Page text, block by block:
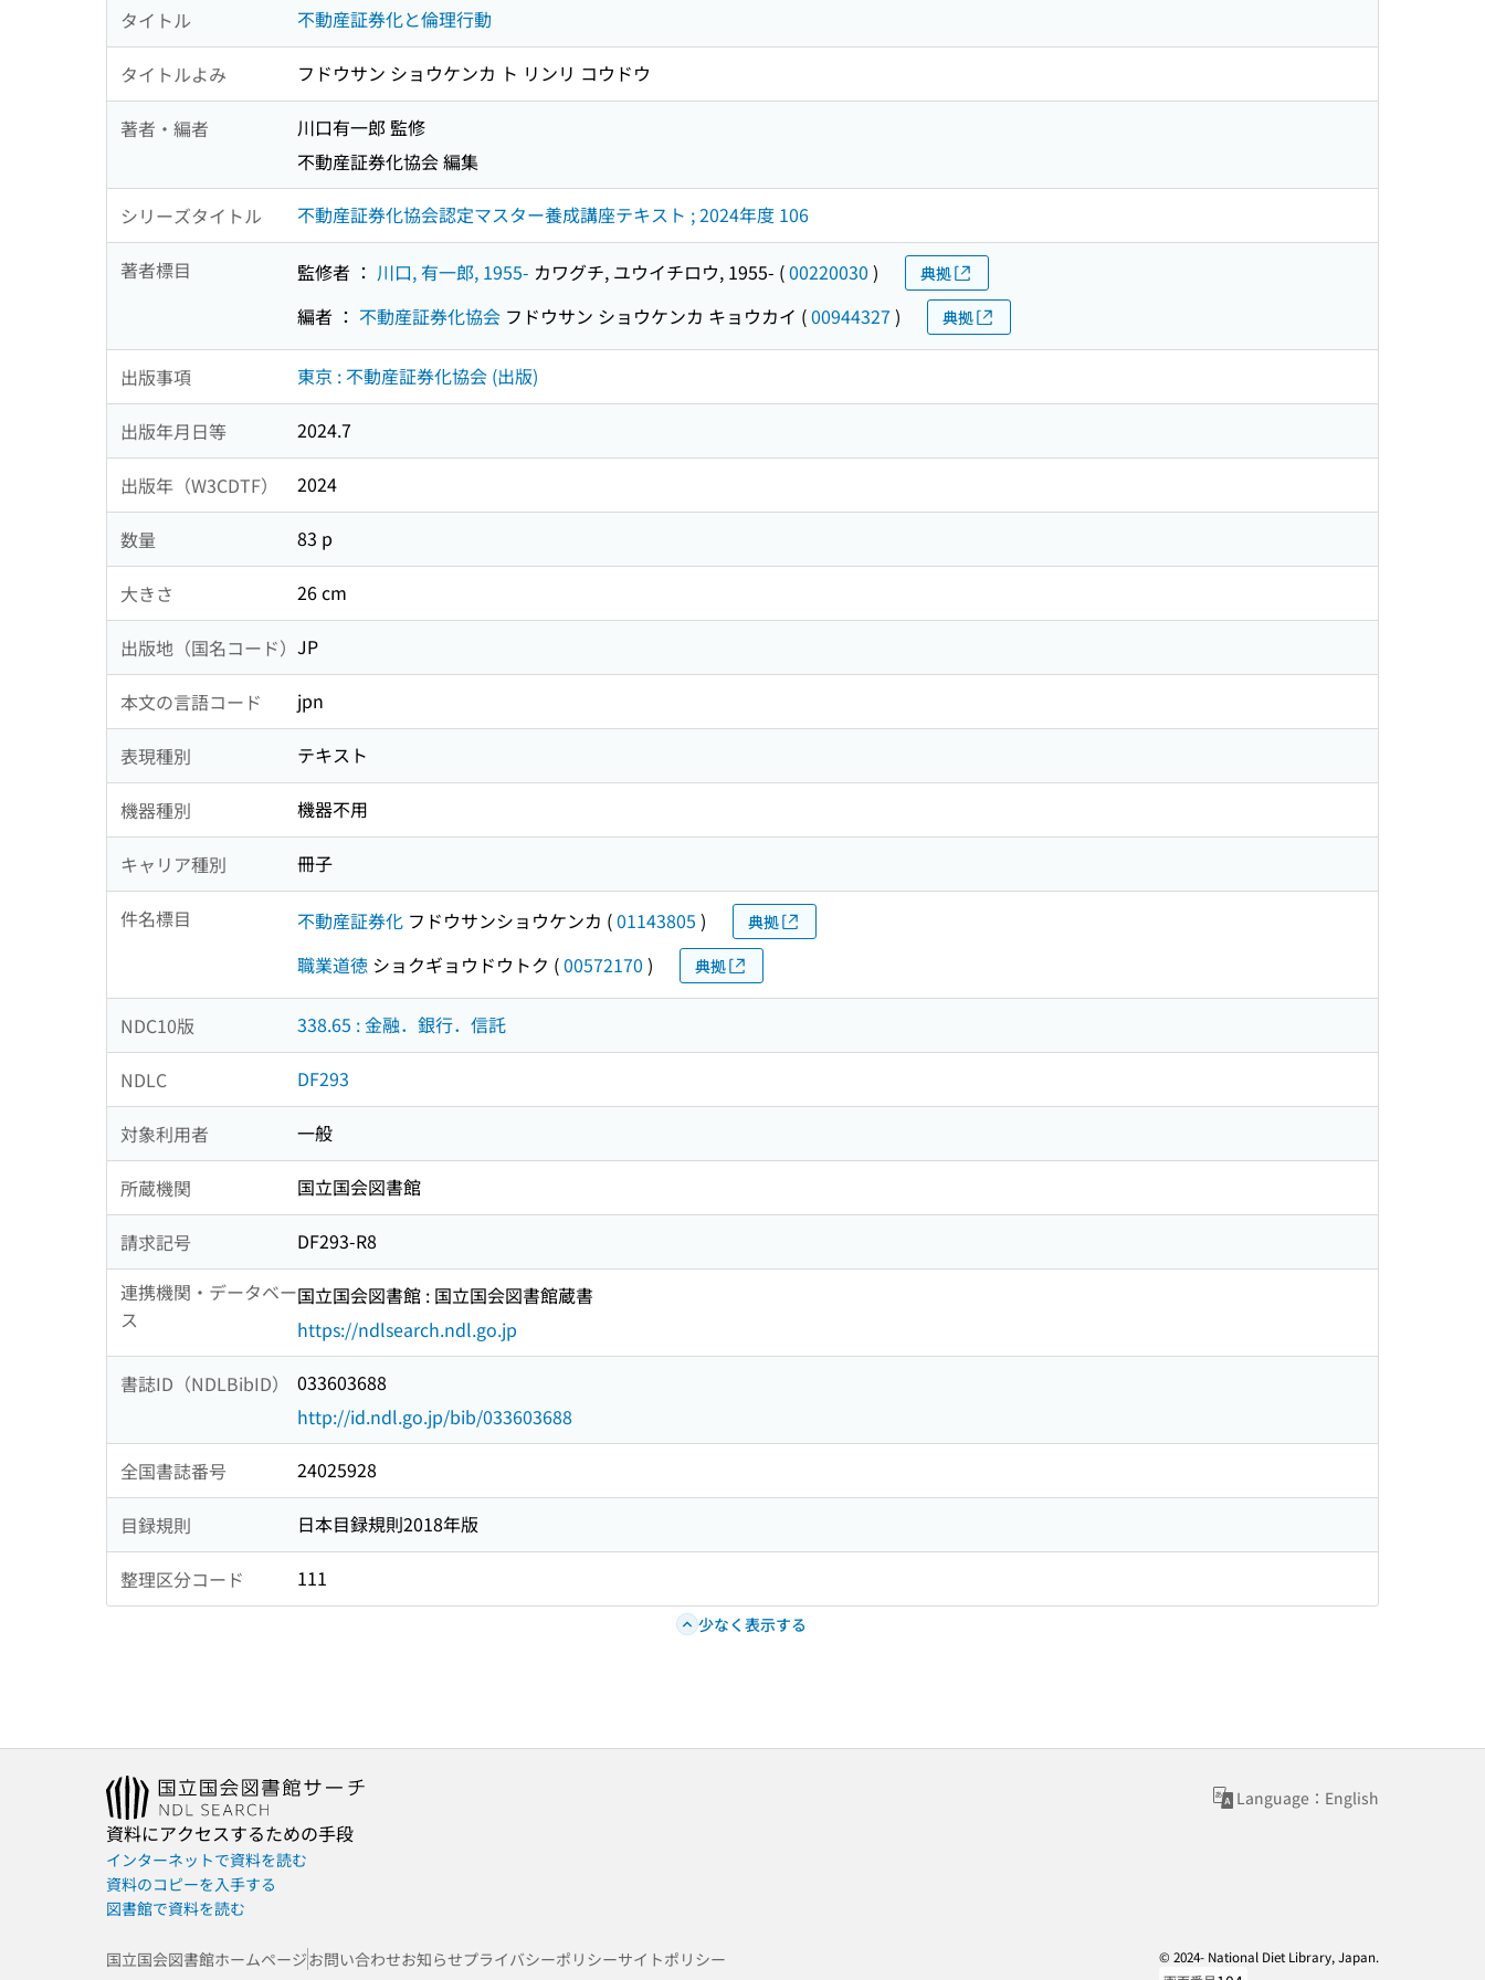
タイトル 不動産証券化と倫理行動
タイトルよみ フドウサン ショウケンカ ト リンリ コウドウ
著者・編者
川口有一郎 監修
不動産証券化協会 編集
シリーズタイトル 不動産証券化協会認定マスター養成講座テキスト ; 2024年度 106
著者標目 監修者 ： 川口, 有一郎, 1955- カワグチ, ユウイチロウ, 1955- (00220030 ) 典拠
編者 ： 不動産証券化協会 フドウサン ショウケンカ キョウカイ (00944327 ) 典拠
出版事項 東京 : 不動産証券化協会 (出版)
出版年月日等 2024.7
出版年（W3CDTF） 2024
数量 83 p
大きさ 26 cm
出版地（国名コード） JP
本文の言語コード jpn
表現種別 テキスト
機器種別 機器不用
キャリア種別 冊子
件名標目 不動産証券化 フドウサンショウケンカ (01143805 ) 典拠
職業道徳 ショクギョウドウトク (00572170 ) 典拠
NDC10版 338.65 : 金融．銀行．信託
NDLC DF293
対象利用者 一般
所蔵機関 国立国会図書館
請求記号
DF293-R8
連携機関・データベー
ス
国立国会図書館 : 国立国会図書館蔵書
https://ndlsearch.ndl.go.jp
書誌ID（NDLBibID）
033603688
http://id.ndl.go.jp/bib/033603688
全国書誌番号 24025928
目録規則 日本目録規則2018年版
整理区分コード 111
少なく表示する
Language：English
資料にアクセスするための手段
インターネットで資料を読む
資料のコピーを入手する
図書館で資料を読む
国立国会図書館ホームページお問い合わせお知らせプライバシーポリシーサイトポリシー
© 2024- National Diet Library, Japan.